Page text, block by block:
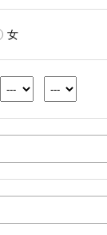
女